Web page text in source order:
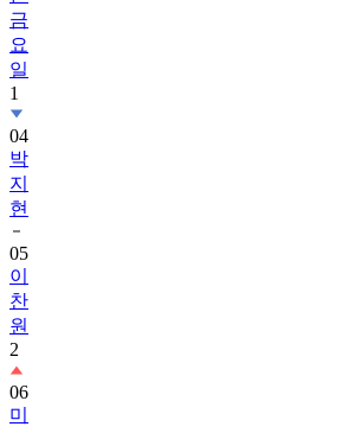
일
1
04
박
지
현
05
이
찬
원
2
06
미
스
트